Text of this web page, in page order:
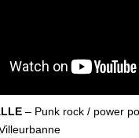
– Punk rock / power